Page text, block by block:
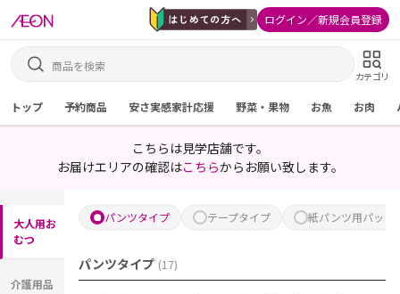
ログイン／新規会員登録
カテゴリ
トップ 予約商品 安さ実感家計応援 野菜・果物 お魚 お肉
こちらは見学店舗です。
お届けエリアの確認はこちらからお願い致します。
大人用お
むつ
介護用品
パンツタイプ テープタイプ 紙パンツ用パッド
パンツタイプ (17)